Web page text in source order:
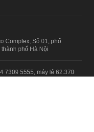
Complex, Số 01, phố
phố Hà Nội
7309 5555, máy lẻ 62.370